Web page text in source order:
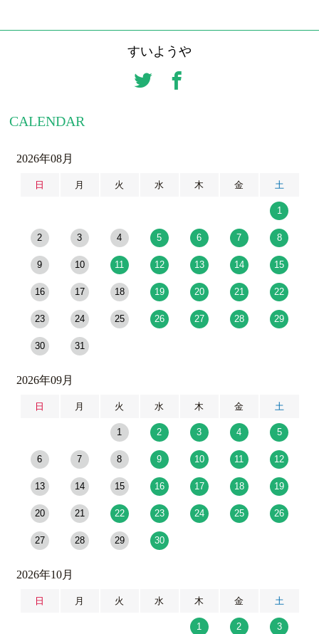
すいようや
CALENDAR
2026年08月
日 月 火 水 木 金 土
1
2 3 4 5 6 7 8
9 10 11 12 13 14 15
16 17 18 19 20 21 22
23 24 25 26 27 28 29
30 31
2026年09月
日 月 火 水 木 金 土
1 2 3 4 5
6 7 8 9 10 11 12
13 14 15 16 17 18 19
20 21 22 23 24 25 26
27 28 29 30
2026年10月
日 月 火 水 木 金 土
1 2 3